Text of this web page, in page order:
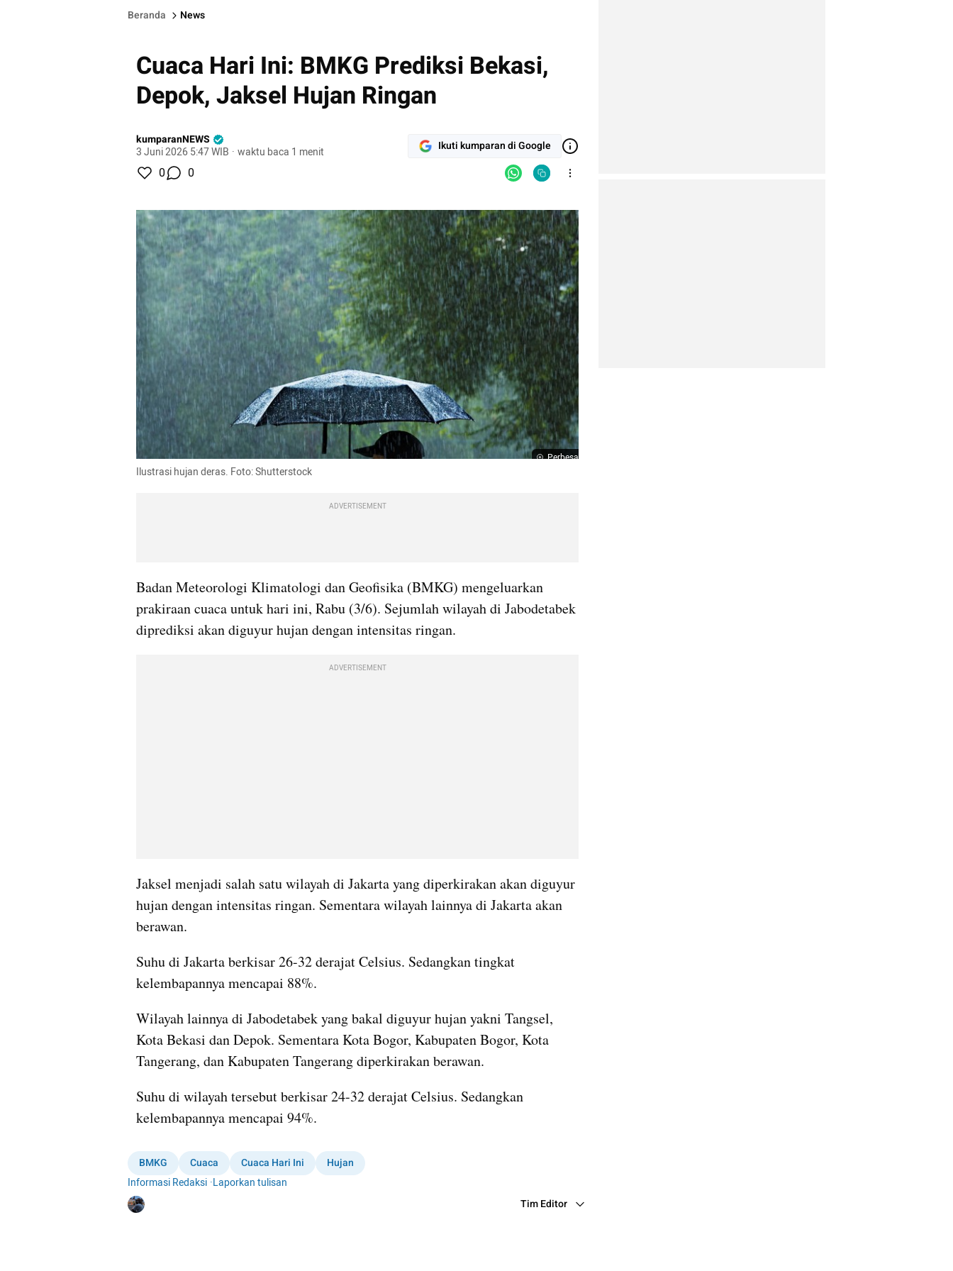
Beranda News
Cuaca Hari Ini: BMKG Prediksi Bekasi,
Depok, Jaksel Hujan Ringan
kumparanNEWS
3 Juni 2026 5:47 WIB · waktu baca 1 menit Ikuti kumparan di Google
0 0
Perbesar
Ilustrasi hujan deras. Foto: Shutterstock
ADVERTISEMENT
Badan Meteorologi Klimatologi dan Geofisika (BMKG) mengeluarkan
prakiraan cuaca untuk hari ini, Rabu (3/6). Sejumlah wilayah di Jabodetabek
diprediksi akan diguyur hujan dengan intensitas ringan.
ADVERTISEMENT
Jaksel menjadi salah satu wilayah di Jakarta yang diperkirakan akan diguyur
hujan dengan intensitas ringan. Sementara wilayah lainnya di Jakarta akan
berawan.
Suhu di Jakarta berkisar 26-32 derajat Celsius. Sedangkan tingkat
kelembapannya mencapai 88%.
Wilayah lainnya di Jabodetabek yang bakal diguyur hujan yakni Tangsel,
Kota Bekasi dan Depok. Sementara Kota Bogor, Kabupaten Bogor, Kota
Tangerang, dan Kabupaten Tangerang diperkirakan berawan.
Suhu di wilayah tersebut berkisar 24-32 derajat Celsius. Sedangkan
kelembapannya mencapai 94%.
BMKG Cuaca Cuaca Hari Ini
Hujan
Informasi Redaksi ·Laporkan tulisan
Tim Editor